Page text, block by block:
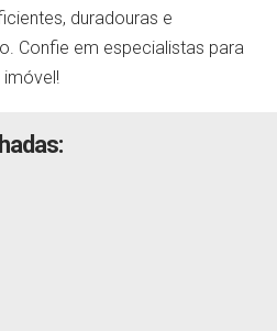
duradouras e
Confie em especialistas para